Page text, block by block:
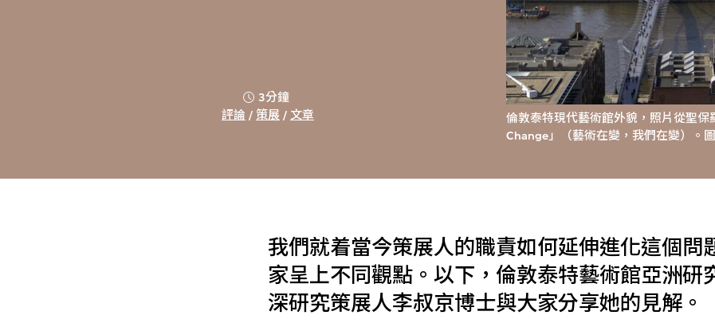
3分鐘
評論 / 策展 / 文章
倫敦泰特現代藝術館外貌，照片從聖
Change」（藝術在變，我們在變）。
我們就着當今策展人的職責如何延伸進化這個問
家呈上不同觀點。以下，倫敦泰特藝術館亞洲研
深研究策展人李叔京博士與大家分享她的見解。